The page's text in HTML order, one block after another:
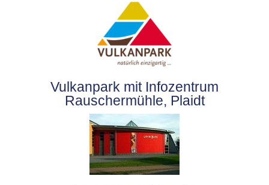
Vulkanpark mit Infozentrum
Rauschermühle, Plaidt